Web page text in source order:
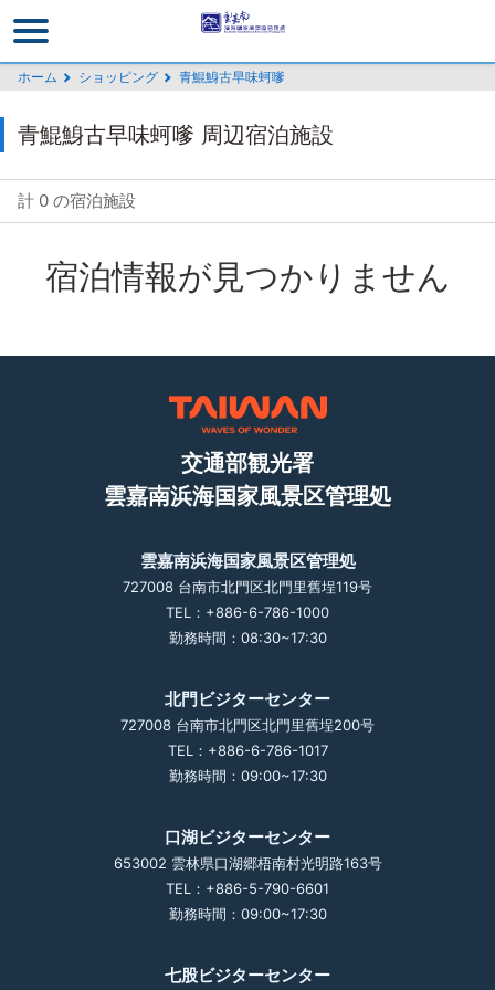
イ
ン
コ
ン
セ
に
ホーム ショッピング 青鯤鯓古早味蚵嗲
青鯤鯓古早味蚵嗲 周辺宿泊施設
計 0 の宿泊施設
宿泊情報が見つかりません
交通部観光署
雲嘉南浜海国家風景区管理処
雲嘉南浜海国家風景区管理処
727008 台南市北門区北門里舊埕119号
TEL：+886-6-786-1000
勤務時間：08:30~17:30
北門ビジターセンター
727008 台南市北門区北門里舊埕200号
TEL：+886-6-786-1017
勤務時間：09:00~17:30
口湖ビジターセンター
653002 雲林県口湖郷梧南村光明路163号
TEL：+886-5-790-6601
勤務時間：09:00~17:30
七股ビジターセンター